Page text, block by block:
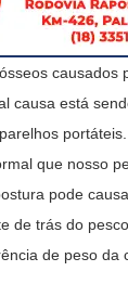
causados
causa está
que nosso
pode
de trás do
de peso da